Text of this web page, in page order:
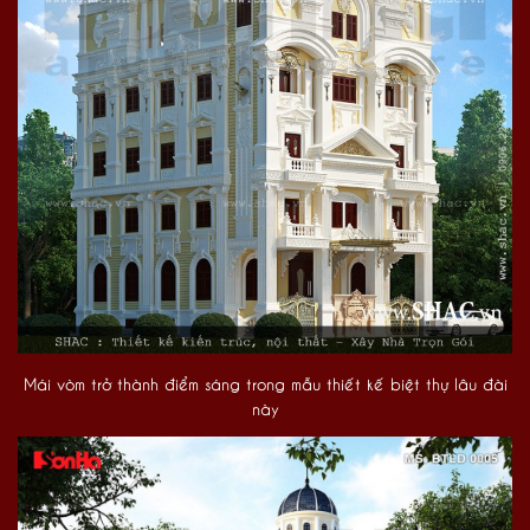
Mái vòm trở thành điểm sáng trong mẫu thiết kế biệt thự lâu đài
này